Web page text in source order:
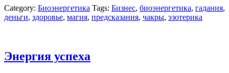
Category: Биоэнергетика Tags: Бизнес, биоэнергетика, гадания,
деньги, здоровье, магия, предсказания, чакры, эзотерика
Энергия успеха